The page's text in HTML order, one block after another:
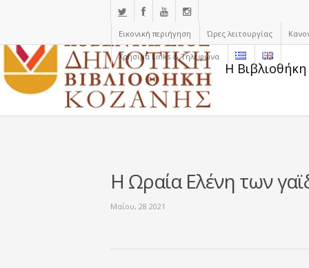
Εικονική περιήγηση Ώρες λειτουργίας
Χρήσιμα Links & Τηλέφωνα
Η
Η Ωραία Ελένη των
Μαΐου, 28 2021